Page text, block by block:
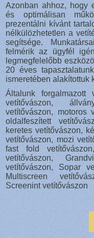
Azonban ahhoz, hogy
és optimálisan
prezentálni kívánt
nélkülözhetetlen a
segítsége.
felmérik az ügyfél
legmegfelelőbb
20 éves
ismeretében alakítottuk
Általunk forgalmazott
vetítővászon,
vetítővászon, motoros
oldalfeszített
keretes vetítővászon,
vetítővászon, mozi
fast fold
vetítővászon,
vetítővászon, Sopar
Multiscreen
Screenint vetítővászon